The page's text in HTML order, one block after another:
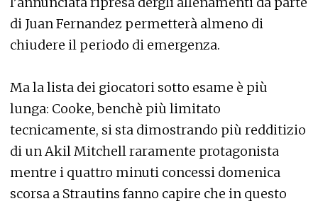
di Juan Fernandez permetterà almeno di
chiudere il periodo di emergenza.
Ma la lista dei giocatori sotto esame è più
lunga: Cooke, benchè più limitato
tecnicamente, si sta dimostrando più redditizio
di un Akil Mitchell raramente protagonista
mentre i quattro minuti concessi domenica
scorsa a Strautins fanno capire che in questo